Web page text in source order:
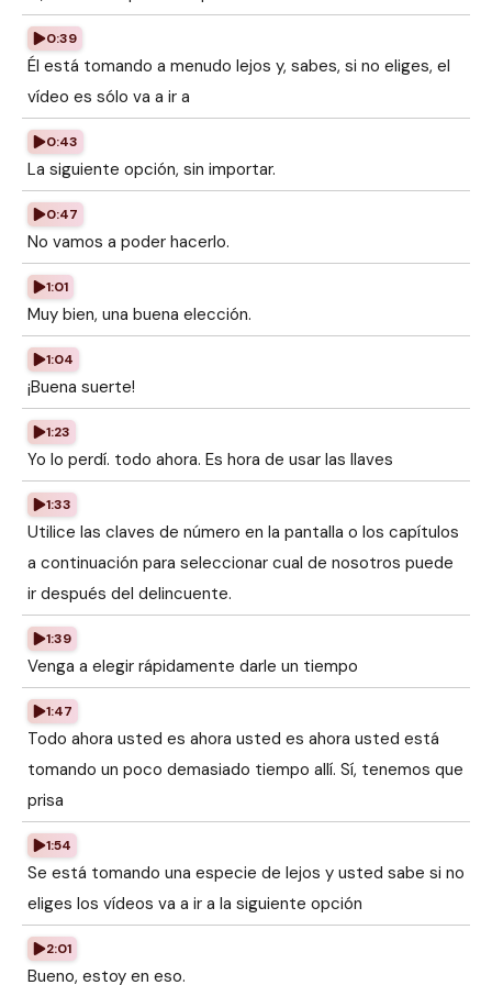
0:39
Él está tomando a menudo lejos y, sabes, si no eliges, el
vídeo es sólo va a ir a
0:43
La siguiente opción, sin importar.
0:47
No vamos a poder hacerlo.
1:01
Muy bien, una buena elección.
1:04
¡Buena suerte!
1:23
Yo lo perdí. todo ahora. Es hora de usar las llaves
1:33
Utilice las claves de número en la pantalla o los capítulos
a continuación para seleccionar cual de nosotros puede
ir después del delincuente.
1:39
Venga a elegir rápidamente darle un tiempo
1:47
Todo ahora usted es ahora usted es ahora usted está
tomando un poco demasiado tiempo allí. Sí, tenemos que
prisa
1:54
Se está tomando una especie de lejos y usted sabe si no
eliges los vídeos va a ir a la siguiente opción
2:01
Bueno, estoy en eso.